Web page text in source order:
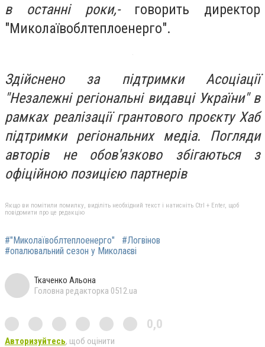
в останні роки,-говорить директор
"Миколаївоблтеплоенерго".
Здійснено за підтримки Асоціації
"Незалежні регіональні видавці України" в
рамках реалізації грантового проєкту Хаб
підтримки регіональних медіа. Погляди
авторів не обов'язково збігаються з
офіційною позицією партнерів
Якщо ви помітили помилку, виділіть необхідний текст і натисніть Ctrl + Enter, щоб
повідомити про це редакцію
#"Миколаївоблтеплоенерго"
#Логвінов
#опалювальний сезон у Миколаєві
Ткаченко Альона
Головна редакторка 0512.ua
0,0
Авторизуйтесь, щоб оцінити